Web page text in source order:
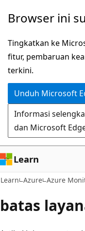
Lompati
konten
utama
Browser ini
Tingkatkan ke
fitur, pembaruan
terkini.
Unduh Microsoft
Informasi
dan Microsoft
Learn
Learn Azure Azure
batas